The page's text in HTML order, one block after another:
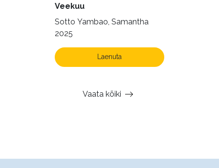
Veekuu
Sotto Yambao, Samantha
2025
Laenuta
Vaata kõiki